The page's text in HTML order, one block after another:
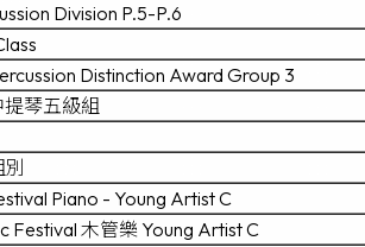
Division P.5-P.6
Distinction Award Group 3
琴五級組
Piano - Young Artist C
Festival 木管樂 Young Artist C